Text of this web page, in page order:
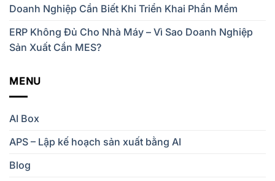
Doanh Nghiệp Cần Biết Khi Triển Khai Phần Mềm
ERP Không Đủ Cho Nhà Máy – Vì Sao Doanh Nghiệp
Sản Xuất Cần MES?
MENU
AI Box
APS – Lập kế hoạch sản xuất bằng AI
Blog